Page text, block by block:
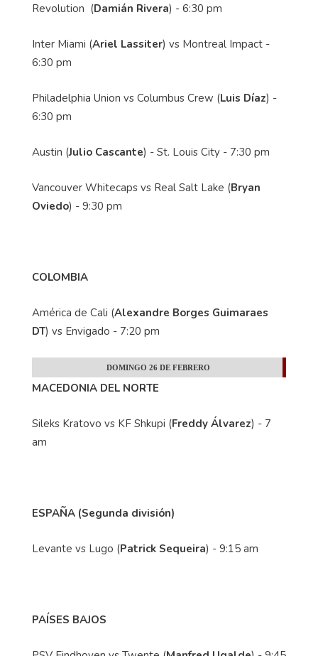
Revolution (Damián Rivera) - 6:30 pm
Inter Miami (Ariel Lassiter) vs Montreal Impact -
6:30 pm
Philadelphia Union vs Columbus Crew (Luis Díaz) -
6:30 pm
Austin (Julio Cascante) - St. Louis City - 7:30 pm
Vancouver Whitecaps vs Real Salt Lake (Bryan
Oviedo) - 9:30 pm
COLOMBIA
América de Cali (Alexandre Borges Guimaraes
DT) vs Envigado - 7:20 pm
DOMINGO 26 DE FEBRERO
MACEDONIA DEL NORTE
Sileks Kratovo vs KF Shkupi (Freddy Álvarez) - 7
am
ESPAÑA (Segunda división)
Levante vs Lugo (Patrick Sequeira) - 9:15 am
PAÍSES BAJOS